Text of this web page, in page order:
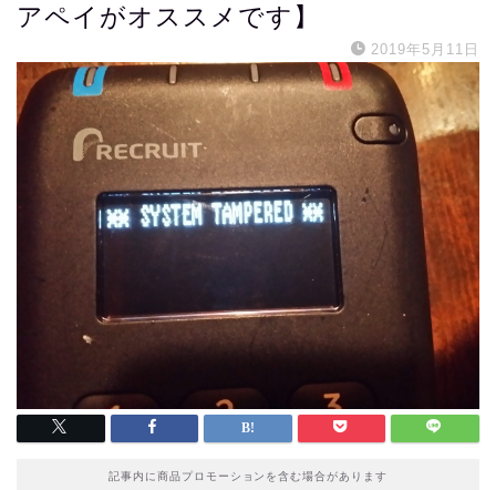
アペイがオススメです】
2019年5月11日
記事内に商品プロモーションを含む場合があります